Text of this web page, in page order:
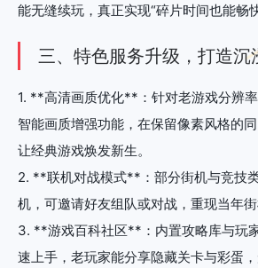
能无缝续玩，真正实现“碎片时间也能畅
三、特色服务升级，打造沉
1. **高清画质优化**：针对老游戏分辨
智能画质增强功能，在保留像素风格的
让经典游戏焕发新生。
2. **联机对战模式**：部分街机与竞技
机，可邀请好友组队或对战，重现当年街
3. **游戏百科社区**：内置攻略库与玩
速上手，老玩家能分享隐藏关卡与彩蛋